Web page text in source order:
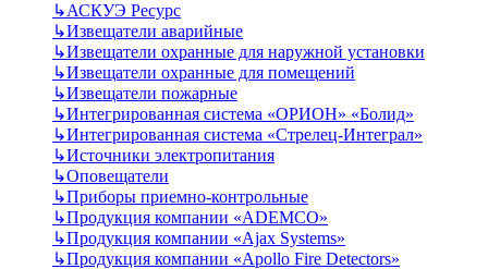
↳АСКУЭ Ресурс
↳Извещатели аварийные
↳Извещатели охранные для наружной установки
↳Извещатели охранные для помещений
↳Извещатели пожарные
↳Интегрированная система «ОРИОН» «Болид»
↳Интегрированная система «Стрелец-Интеграл»
↳Источники электропитания
↳Оповещатели
↳Приборы приемно-контрольные
↳Продукция компании «ADEMCO»
↳Продукция компании «Ajax Systems»
↳Продукция компании «Apollo Fire Detectors»